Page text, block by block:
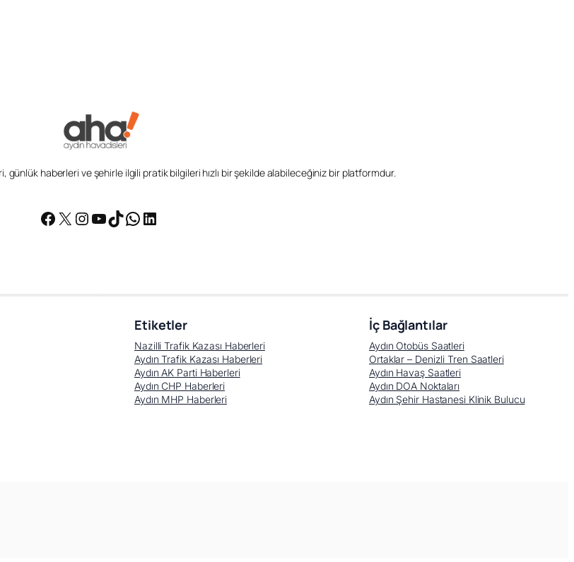
günlük haberleri ve şehirle ilgili pratik bilgileri hızlı bir şekilde alabileceğiniz bir platformdur.
Facebook
X Instagram
YouTube
TikTok
WhatsApp
LinkedIn
Etiketler
Nazilli Trafik Kazası Haberleri
Aydın Trafik Kazası Haberleri
Aydın AK Parti Haberleri
Aydın CHP Haberleri
Aydın MHP Haberleri
İç Bağlantılar
Aydın Otobüs Saatleri
Ortaklar – Denizli Tren Saatleri
Aydın Havaş Saatleri
Aydın DOA Noktaları
Aydın Şehir Hastanesi Klinik Bulucu